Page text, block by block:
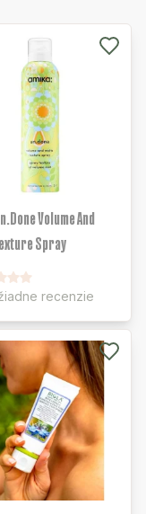
Volume And
Spray
recenzie